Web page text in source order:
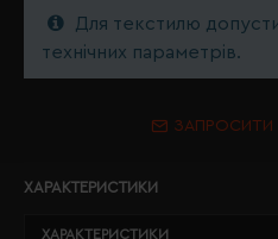
Для текстилю
технічних параметрів.
ЗАПРОСИТИ
ХАРАКТЕРИСТИКИ
ХАРАКТЕРИСТИКИ